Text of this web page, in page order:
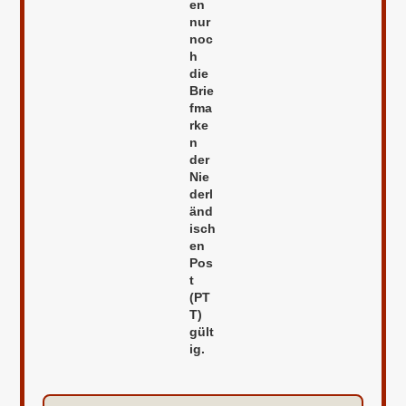
en
nur
noc
h
die
Brie
fma
rke
n
der
Nie
derl
änd
isch
en
Pos
t
(PT
T)
gült
ig.